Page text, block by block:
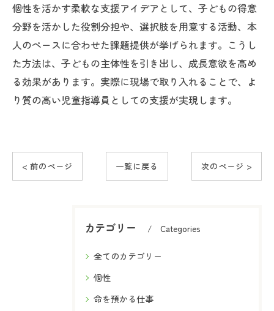
個性を活かす柔軟な支援アイデアとして、子どもの得意
分野を活かした役割分担や、選択肢を用意する活動、本
人のペースに合わせた課題提供が挙げられます。こうし
た方法は、子どもの主体性を引き出し、成長意欲を高め
る効果があります。実際に現場で取り入れることで、よ
り質の高い児童指導員としての支援が実現します。
< 前のページ 一覧に戻る 次のページ >
カテゴリー Categories
全てのカテゴリー
個性
命を預かる仕事